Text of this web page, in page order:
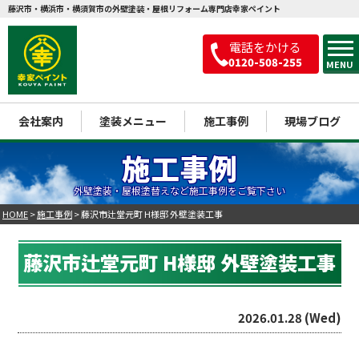
電話をかける
0120-508-255 MENU
藤沢市・横浜市・横須賀市の外壁塗装・屋根リフォーム専門店幸家ペイント
会社案内 塗装メニュー 施工事例 現場ブログ
施工事例
外壁塗装・屋根塗替えなど施工事例をご覧下さい
HOME>施工事例>藤沢市辻堂元町 H様邸 外壁塗装工事
藤沢市辻堂元町 H様邸 外壁塗装工事
2026.01.28 (Wed)